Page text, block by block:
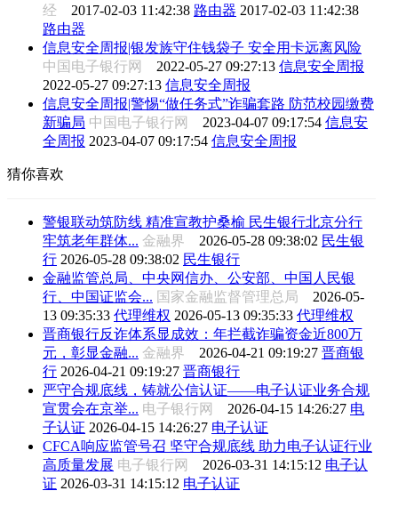
经 2017-02-03 11:42:38 路由器 2017-02-03 11:42:38
路由器
信息安全周报|银发族守住钱袋子 安全用卡远离风险
中国电子银行网 2022-05-27 09:27:13 信息安全周报
2022-05-27 09:27:13 信息安全周报
信息安全周报|警惕“做任务式”诈骗套路 防范校园缴费
新骗局 中国电子银行网 2023-04-07 09:17:54 信息安
全周报 2023-04-07 09:17:54 信息安全周报
猜你喜欢
警银联动筑防线 精准宣教护桑榆 民生银行北京分行
牢筑老年群体... 金融界 2026-05-28 09:38:02 民生银
行 2026-05-28 09:38:02 民生银行
金融监管总局、中央网信办、公安部、中国人民银
行、中国证监会... 国家金融监督管理总局 2026-05-
13 09:35:33 代理维权 2026-05-13 09:35:33 代理维权
晋商银行反诈体系显成效：年拦截诈骗资金近800万
元，彰显金融... 金融界 2026-04-21 09:19:27 晋商银
行 2026-04-21 09:19:27 晋商银行
严守合规底线，铸就公信认证——电子认证业务合规
宣贯会在京举... 电子银行网 2026-04-15 14:26:27 电
子认证 2026-04-15 14:26:27 电子认证
CFCA响应监管号召 坚守合规底线 助力电子认证行业
高质量发展 电子银行网 2026-03-31 14:15:12 电子认
证 2026-03-31 14:15:12 电子认证